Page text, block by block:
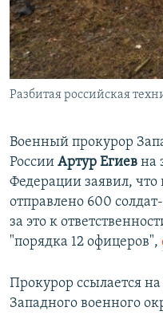
ПОБЕДИТЕЛЕЙ НЕ СУДЯТ?
КРЫМ.НЕПОКОРЕННЫЙ
ELIFBE
УКРАИНСКАЯ ПРОБЛЕМА
ПРИСОЕДИНЯЙТЕСЬ!
Разбитая российская
Военный прокурор
России Артур Егиев на
Федерации заявил,
отправлено 600
за это к
"порядка 12 офицеров",
Прокурор ссылается
Западного военного